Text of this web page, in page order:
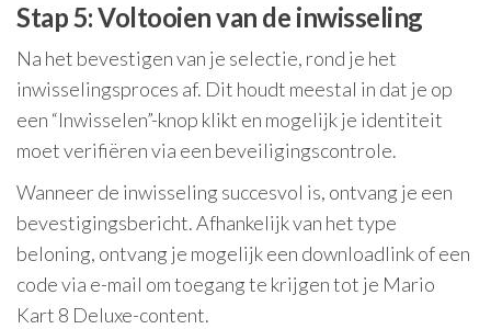
Stap 5: Voltooien van de inwisseling
Na het bevestigen van je selectie, rond je het
inwisselingsproces af. Dit houdt meestal in dat je op
een “Inwisselen”-knop klikt en mogelijk je identiteit
moet verifiëren via een beveiligingscontrole.
Wanneer de inwisseling succesvol is, ontvang je een
bevestigingsbericht. Afhankelijk van het type
beloning, ontvang je mogelijk een downloadlink of een
code via e-mail om toegang te krijgen tot je Mario
Kart 8 Deluxe-content.